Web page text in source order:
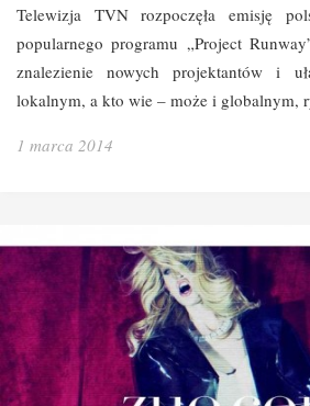
Telewizja TVN rozpoczęła emisję
popularnego programu „Project
znalezienie nowych projektantów i
lokalnym, a kto wie – może i globalnym,
1 marca 2014